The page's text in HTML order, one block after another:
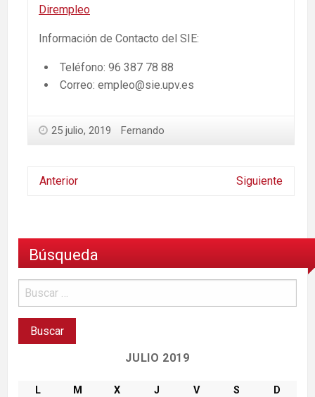
Dirempleo
Información de Contacto del SIE:
Teléfono: 96 387 78 88
Correo: empleo@sie.upv.es
25 julio, 2019 Fernando
Anterior Siguiente
Búsqueda
JULIO 2019
L M X J V S
D